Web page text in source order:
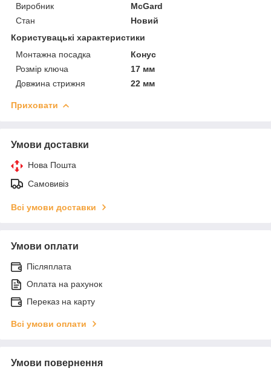
Виробник
McGard
Стан
Новий
Користувацькі характеристики
Монтажна посадка
Конус
Розмір ключа
17 мм
Довжина стрижня
22 мм
Приховати
Умови доставки
Нова Пошта
Самовивіз
Всі умови доставки
Умови оплати
Післяплата
Оплата на рахунок
Переказ на карту
Всі умови оплати
Умови повернення